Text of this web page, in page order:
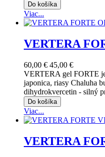
Do košíka
Viac...
VERTERA
60,00 € 45,00 €
VERTERA gel FORTE
japonica, riasy Chaluha
dihydrokvercetin - silný
Do košíka
Viac...
VERTERA